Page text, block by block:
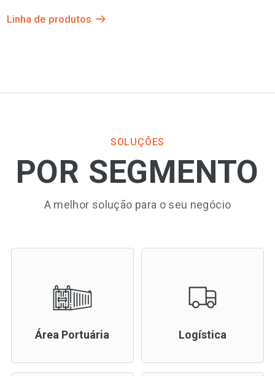
Linha de produtos
SOLUÇÕES
POR SEGMENTO
A melhor solução para o seu negócio
Área Portuária Logística